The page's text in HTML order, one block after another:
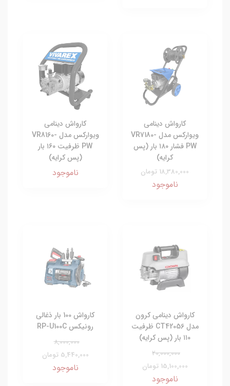
کارواش دینامی
ویوارکس مدل VR7180-
PW فشار ۱۸۰ بار (پس
کرایه)
18,380,000 تومان
ناموجود
کارواش دینامی
ویوارکس مدل VR8160-
PW ظرفیت ۱۶۰ بار
(پس کرایه)
ناموجود
کارواش دینامی کرون
مدل CT42056 ظرفیت
۱۱۰ بار (پس کرایه)
20,000,000
15,100,000 تومان
ناموجود
کارواش 100 بار ذغالی
رونیکس RP-U100C
8,000,000
5,440,000 تومان
ناموجود